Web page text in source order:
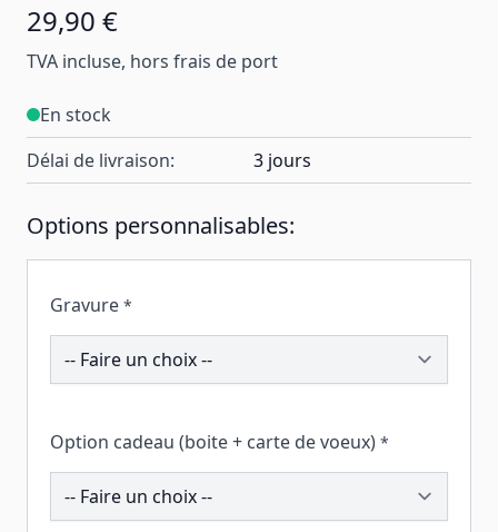
29,90 €
TVA incluse, hors frais de port
En stock
Délai de livraison:
3 jours
Options personnalisables:
Gravure *
192791
Option cadeau (boite + carte de voeux) *
258450